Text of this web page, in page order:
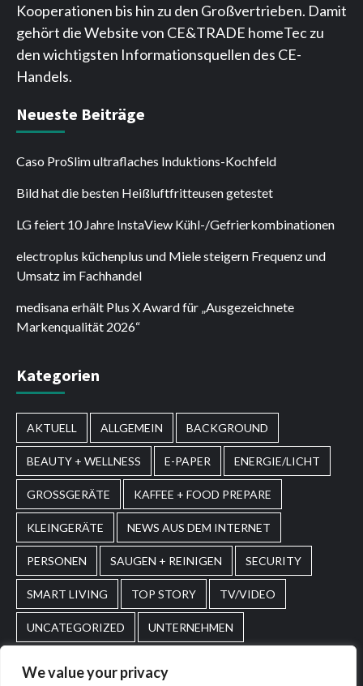
We value your privacy
Kooperationen bis hin zu den Großvertrieben. Damit
gehört die Website von CE&TRADE homeTec zu
den wichtigsten Informationsquellen des CE-
Handels.
Neueste Beiträge
Caso ProSlim ultraflaches Induktions-Kochfeld
Bild hat die besten Heißluftfritteusen getestet
LG feiert 10 Jahre InstaView Kühl-/Gefrierkombinationen
electroplus küchenplus und Miele steigern Frequenz und
Umsatz im Fachhandel
medisana erhält Plus X Award für „Ausgezeichnete
Markenqualität 2026“
Kategorien
AKTUELL ALLGEMEIN BACKGROUND
BEAUTY + WELLNESS E-PAPER ENERGIE/LICHT
GROSSGERÄTE KAFFEE + FOOD PREPARE
KLEINGERÄTE NEWS AUS DEM INTERNET
PERSONEN SAUGEN + REINIGEN SECURITY
SMART LIVING TOP STORY TV/VIDEO
UNCATEGORIZED UNTERNEHMEN